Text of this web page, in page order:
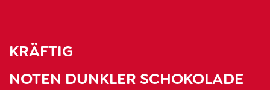
KRÄFTIG
NOTEN DUNKLER SCHOKOLADE